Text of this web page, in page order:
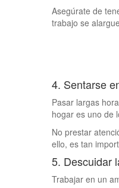
Asegúrate de
trabajo se
4. Sentarse
Pasar largas
hogar es uno de
No prestar
ello, es tan
5. Descuidar
Trabajar en un